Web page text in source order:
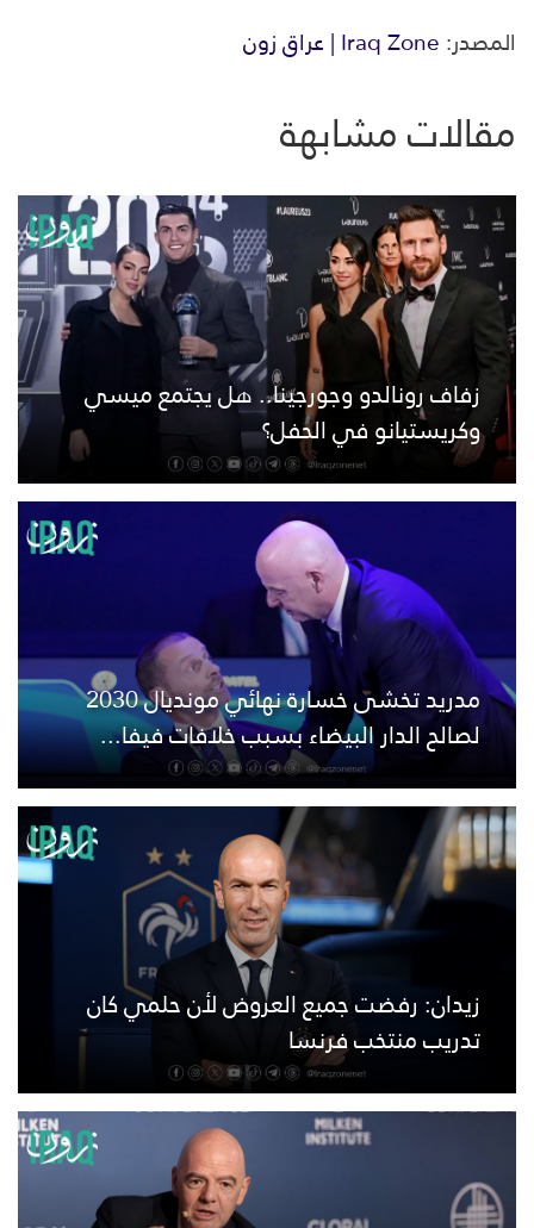
المصدر:Iraq Zone | عراق زون
مقالات مشابهة
زفاف رونالدو وجورجينا.. هل يجتمع ميسي
وكريستيانو في الحفل؟
مدريد تخشى خسارة نهائي مونديال 2030
لصالح الدار البيضاء بسبب خلافات فيفا...
زيدان: رفضت جميع العروض لأن حلمي كان
تدريب منتخب فرنسا